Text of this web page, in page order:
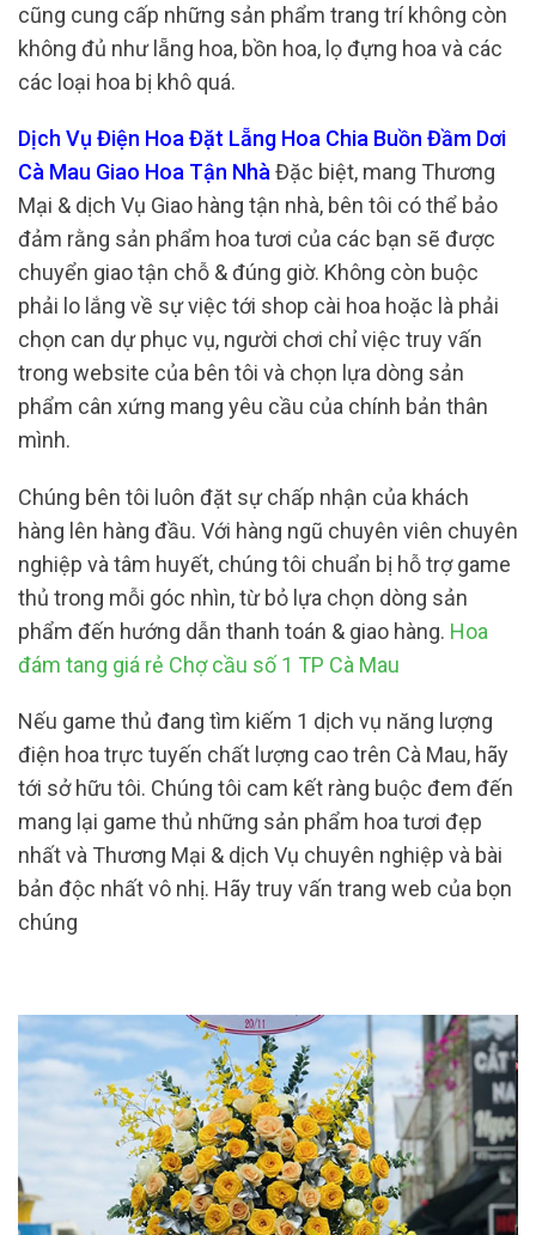
cũng cung cấp những sản phẩm trang trí không còn
không đủ như lẵng hoa, bồn hoa, lọ đựng hoa và các
các loại hoa bị khô quá.
Dịch Vụ Điện Hoa Đặt Lẵng Hoa Chia Buồn Đầm Dơi
Cà Mau Giao Hoa Tận Nhà Đặc biệt, mang Thương
Mại & dịch Vụ Giao hàng tận nhà, bên tôi có thể bảo
đảm rằng sản phẩm hoa tươi của các bạn sẽ được
chuyển giao tận chỗ & đúng giờ. Không còn buộc
phải lo lắng về sự việc tới shop cài hoa hoặc là phải
chọn can dự phục vụ, người chơi chỉ việc truy vấn
trong website của bên tôi và chọn lựa dòng sản
phẩm cân xứng mang yêu cầu của chính bản thân
mình.
Chúng bên tôi luôn đặt sự chấp nhận của khách
hàng lên hàng đầu. Với hàng ngũ chuyên viên chuyên
nghiệp và tâm huyết, chúng tôi chuẩn bị hỗ trợ game
thủ trong mỗi góc nhìn, từ bỏ lựa chọn dòng sản
phẩm đến hướng dẫn thanh toán & giao hàng. Hoa
đám tang giá rẻ Chợ cầu số 1 TP Cà Mau
Nếu game thủ đang tìm kiếm 1 dịch vụ năng lượng
điện hoa trực tuyến chất lượng cao trên Cà Mau, hãy
tới sở hữu tôi. Chúng tôi cam kết ràng buộc đem đến
mang lại game thủ những sản phẩm hoa tươi đẹp
nhất và Thương Mại & dịch Vụ chuyên nghiệp và bài
bản độc nhất vô nhị. Hãy truy vấn trang web của bọn
chúng